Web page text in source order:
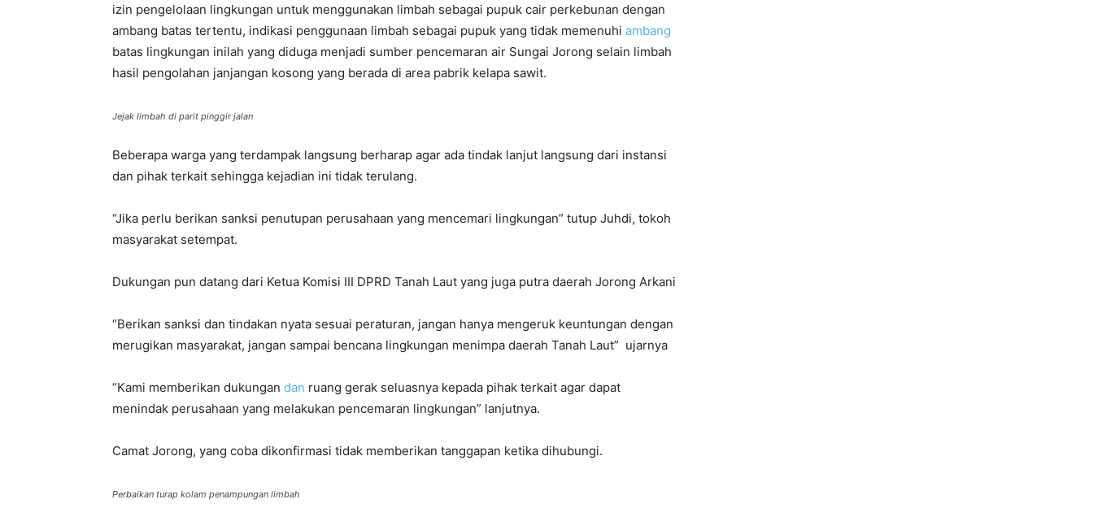
izin pengelolaan lingkungan untuk menggunakan limbah sebagai pupuk cair perkebunan dengan
ambang batas tertentu, indikasi penggunaan limbah sebagai pupuk yang tidak memenuhi ambang
batas lingkungan inilah yang diduga menjadi sumber pencemaran air Sungai Jorong selain limbah
hasil pengolahan janjangan kosong yang berada di area pabrik kelapa sawit.
Jejak limbah di parit pinggir jalan
Beberapa warga yang terdampak langsung berharap agar ada tindak lanjut langsung dari instansi
dan pihak terkait sehingga kejadian ini tidak terulang.
“Jika perlu berikan sanksi penutupan perusahaan yang mencemari lingkungan” tutup Juhdi, tokoh
masyarakat setempat.
Dukungan pun datang dari Ketua Komisi III DPRD Tanah Laut yang juga putra daerah Jorong Arkani
“Berikan sanksi dan tindakan nyata sesuai peraturan, jangan hanya mengeruk keuntungan dengan
merugikan masyarakat, jangan sampai bencana lingkungan menimpa daerah Tanah Laut” ujarnya
“Kami memberikan dukungan dan ruang gerak seluasnya kepada pihak terkait agar dapat
menindak perusahaan yang melakukan pencemaran lingkungan” lanjutnya.
Camat Jorong, yang coba dikonfirmasi tidak memberikan tanggapan ketika dihubungi.
Perbaikan turap kolam penampungan limbah